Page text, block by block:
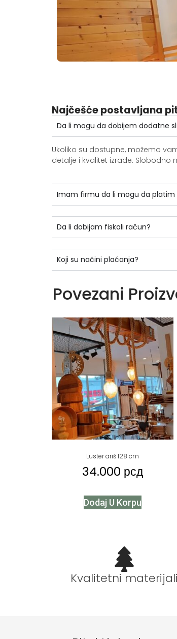
Najčešće postavljana
Da li mogu da dobijem dodatne
Ukoliko su dostupne, možemo
detalje i kvalitet izrade.
Imam firmu da li mogu da
Da li dobijam fiskali račun?
Koji su načini plaćanja?
Povezani
Luster ariš 128 cm
34.000 рсд
Dodaj U Korpu
Kvalitetni materijali